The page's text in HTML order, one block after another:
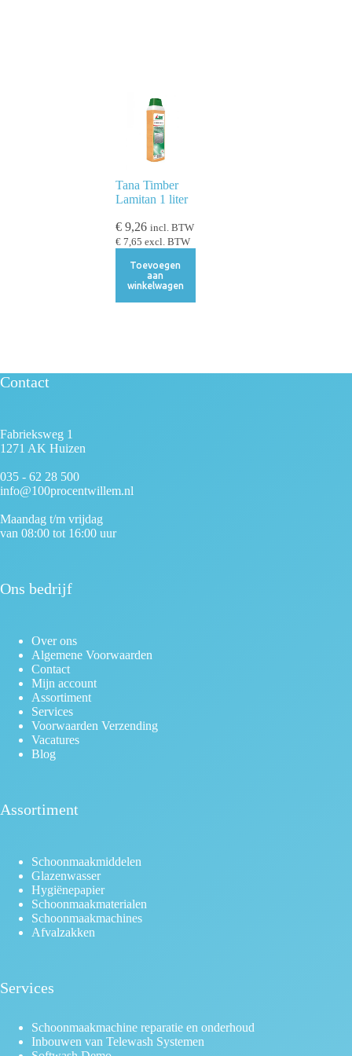
Tana Timber
Lamitan 1 liter
€9,26 incl. BTW
€7,65 excl. BTW
Toevoegen
aan
winkelwagen
Contact
Fabrieksweg 1
1271 AK Huizen
035 - 62 28 500
info@100procentwillem.nl
Maandag t/m vrijdag
van 08:00 tot 16:00 uur
Ons bedrijf
Over ons
Algemene Voorwaarden
Contact
Mijn account
Assortiment
Services
Voorwaarden Verzending
Vacatures
Blog
Assortiment
Schoonmaakmiddelen
Glazenwasser
Hygiënepapier
Schoonmaakmaterialen
Schoonmaakmachines
Afvalzakken
Services
Schoonmaakmachine reparatie en onderhoud
Inbouwen van Telewash Systemen